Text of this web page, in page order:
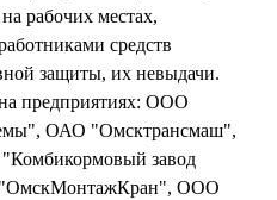
рабочих местах,
средств
защиты, их невыдачи.
предприятиях: ООО
ОАО "Омсктрансмаш",
завод
"ОмскМонтажКран", ООО